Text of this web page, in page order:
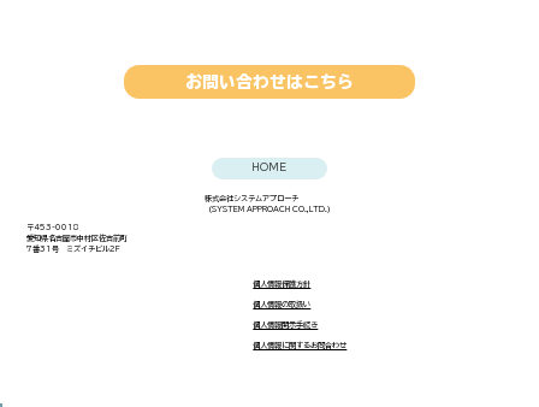
お問い合わせはこちら
HOME
株式会社システムアプローチ
（SYSTEM APPROACH CO.,LTD.）
〒453-0018
愛知県名古屋市中村区佐古前町
7番31号 ミズイチビル2F
個人情報保護方針
​個人情報の取扱い
​個人情報開示手続き​
​個人情報に関するお問合わせ​